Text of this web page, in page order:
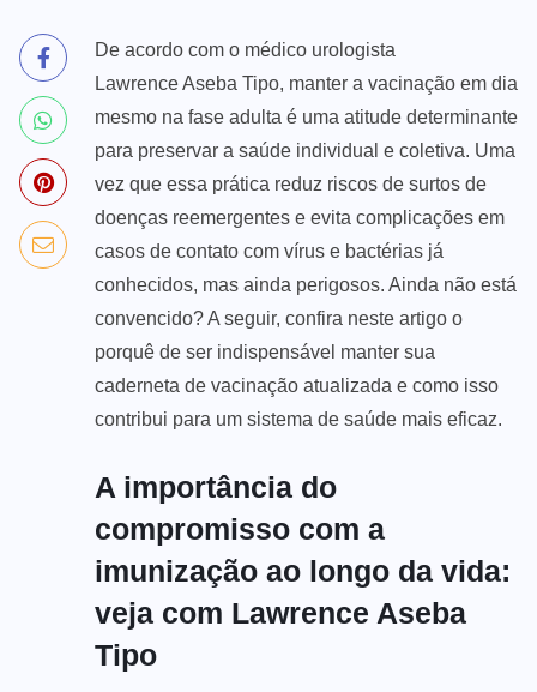
De acordo com o médico urologista
Lawrence Aseba Tipo, manter a vacinação em dia
mesmo na fase adulta é uma atitude determinante
para preservar a saúde individual e coletiva. Uma
vez que essa prática reduz riscos de surtos de
doenças reemergentes e evita complicações em
casos de contato com vírus e bactérias já
conhecidos, mas ainda perigosos. Ainda não está
convencido? A seguir, confira neste artigo o
porquê de ser indispensável manter sua
caderneta de vacinação atualizada e como isso
contribui para um sistema de saúde mais eficaz.
A importância do
compromisso com a
imunização ao longo da vida:
veja com Lawrence Aseba
Tipo